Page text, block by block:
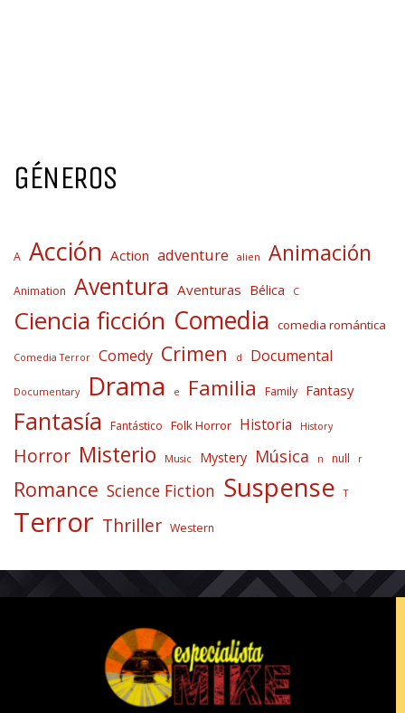
GÉNEROS
A Acción Action adventure alien Animación
Animation Aventura Aventuras Bélica C
Ciencia ficción Comedia comedia romántica
Comedia Terror Comedy Crimen d Documental
Documentary Drama e Familia Family Fantasy
Fantasía Fantástico Folk Horror Historia History
Horror Misterio Music Mystery Música n null r
Romance Science Fiction Suspense T
Terror Thriller Western